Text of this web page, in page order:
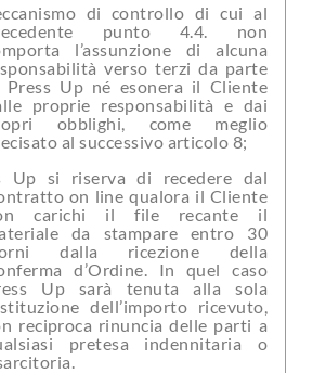
punto 4.4. non
l’assunzione di alcuna
verso terzi da parte
Press Up né esonera il Cliente
proprie responsabilità e dai
obblighi, come meglio
al successivo articolo 8;
on line qualora il Cliente
carichi il file recante il
da stampare entro 30
dalla ricezione della
d’Ordine. In quel caso
Up sarà tenuta alla sola
dell’importo ricevuto,
reciproca rinuncia delle parti a
pretesa indennitaria o